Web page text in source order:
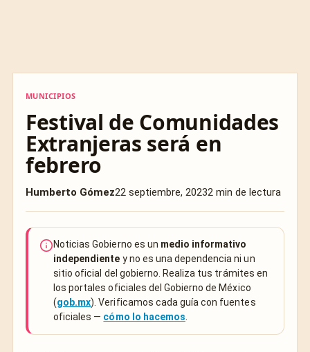
MUNICIPIOS
Festival de Comunidades
Extranjeras será en
febrero
Humberto Gómez22 septiembre, 20232 min de lectura
Noticias Gobierno es un medio informativo
independiente y no es una dependencia ni un
sitio oficial del gobierno. Realiza tus trámites en
los portales oficiales del Gobierno de México
(gob.mx). Verificamos cada guía con fuentes
oficiales — cómo lo hacemos